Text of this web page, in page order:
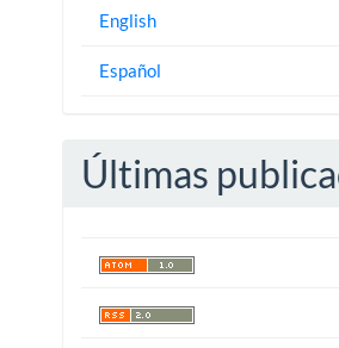
English
Español
Últimas